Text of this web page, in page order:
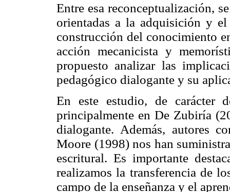
Entre esa reconceptualización,
orientadas a la adquisición y
construcción del conocimiento
acción mecanicista y
propuesto analizar las
pedagógico dialogante y su
En este estudio, de carácter
principalmente en De Zubiría
dialogante. Además, autores
Moore (1998) nos han
escritural. Es importante
realizamos la transferencia de
campo de la enseñanza y el